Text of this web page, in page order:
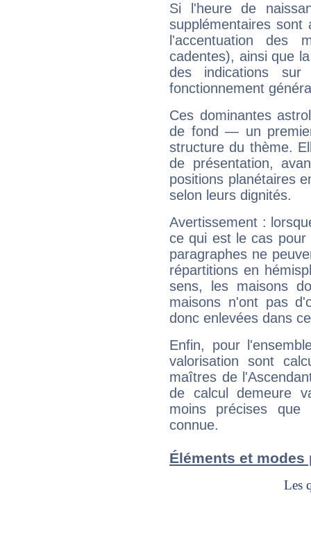
Si l'heure de
supplémentaires sont
l'accentuation des
cadentes), ainsi que
des indications sur
fonctionnement
Ces dominantes
de fond — un
structure du thème.
de présentation,
positions planétaires
selon leurs dignités.
Avertissement :
ce qui est le cas pour
paragraphes ne
répartitions en
sens, les maisons
maisons n'ont pas
donc enlevées dans
Enfin, pour
valorisation sont
maîtres de
de calcul demeure
moins précises que
connue.
Éléments et